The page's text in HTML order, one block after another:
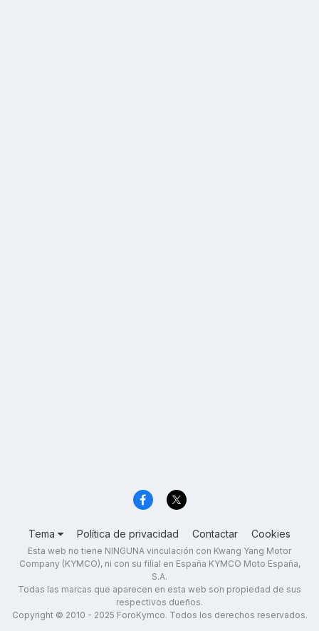
Tema Política de privacidad Contactar Cookies
Esta web no tiene NINGUNA vinculación con Kwang Yang Motor
Company (KYMCO), ni con su filial en España KYMCO Moto España,
S.A.
Todas las marcas que aparecen en esta web son propiedad de sus
respectivos dueños.
Copyright © 2010 - 2025 ForoKymco. Todos los derechos reservados.